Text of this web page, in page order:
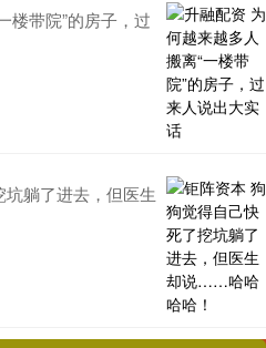
楼带院”的房子，过
躺了进去，但医生